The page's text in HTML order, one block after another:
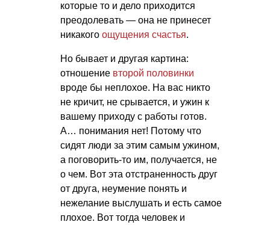
которые то и дело приходится
преодолевать — она не принесет
никакого ощущения счастья.
Но бывает и другая картина:
отношение второй половинки
вроде бы неплохое. На вас никто
не кричит, не срывается, и ужин к
вашему приходу с работы готов.
А… понимания нет! Потому что
сидят люди за этим самым ужином,
а поговорить-то им, получается, не
о чем. Вот эта отстраненность друг
от друга, неумение понять и
нежелание выслушать и есть самое
плохое. Вот тогда человек и